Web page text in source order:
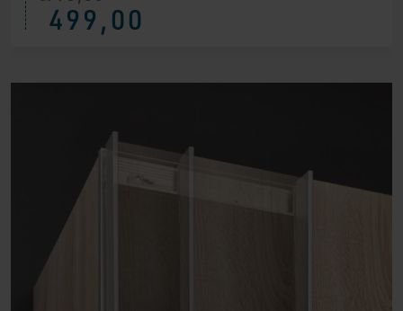
Preis
war:
499,00
Preis